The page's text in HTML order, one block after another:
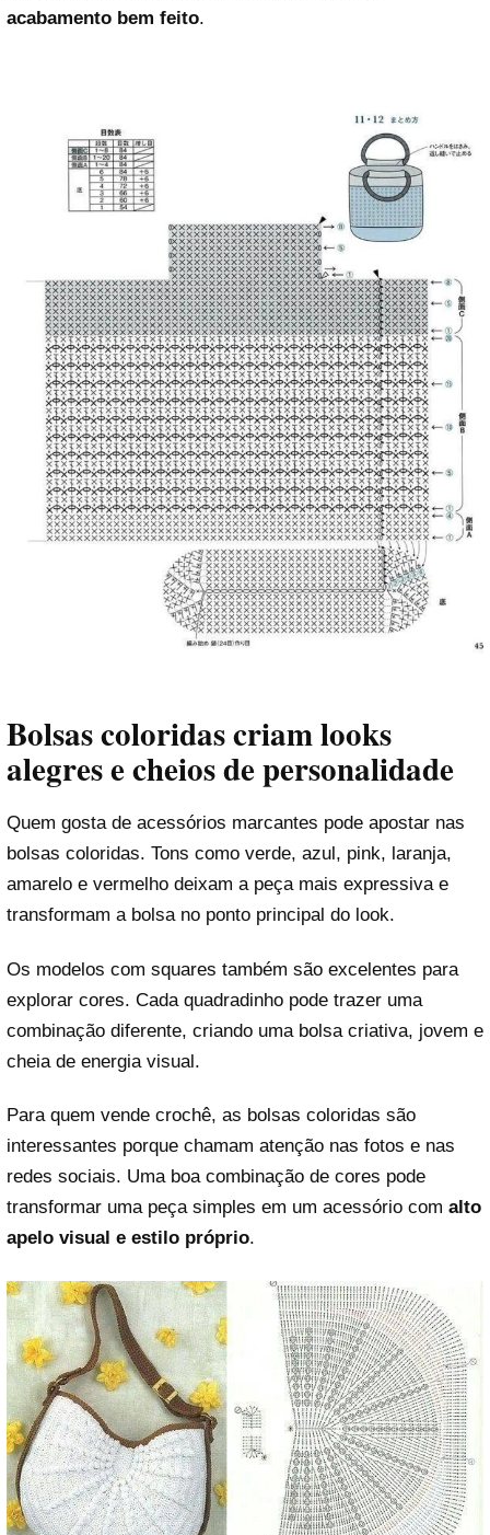
acabamento bem feito.
Bolsas coloridas criam looks
alegres e cheios de personalidade
Quem gosta de acessórios marcantes pode apostar nas
bolsas coloridas. Tons como verde, azul, pink, laranja,
amarelo e vermelho deixam a peça mais expressiva e
transformam a bolsa no ponto principal do look.
Os modelos com squares também são excelentes para
explorar cores. Cada quadradinho pode trazer uma
combinação diferente, criando uma bolsa criativa, jovem e
cheia de energia visual.
Para quem vende crochê, as bolsas coloridas são
interessantes porque chamam atenção nas fotos e nas
redes sociais. Uma boa combinação de cores pode
transformar uma peça simples em um acessório com alto
apelo visual e estilo próprio.